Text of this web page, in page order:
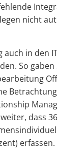
nicht
auch in den
So
dass